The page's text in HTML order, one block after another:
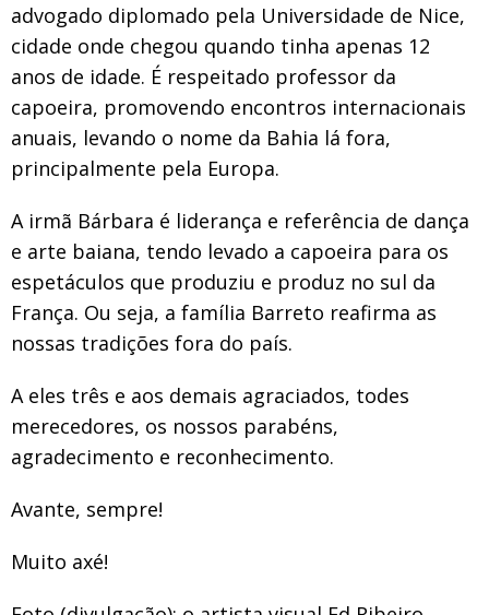
advogado diplomado pela Universidade de Nice,
cidade onde chegou quando tinha apenas 12
anos de idade. É respeitado professor da
capoeira, promovendo encontros internacionais
anuais, levando o nome da Bahia lá fora,
principalmente pela Europa.
A irmã Bárbara é liderança e referência de dança
e arte baiana, tendo levado a capoeira para os
espetáculos que produziu e produz no sul da
França. Ou seja, a família Barreto reafirma as
nossas tradições fora do país.
A eles três e aos demais agraciados, todes
merecedores, os nossos parabéns,
agradecimento e reconhecimento.
Avante, sempre!
Muito axé!